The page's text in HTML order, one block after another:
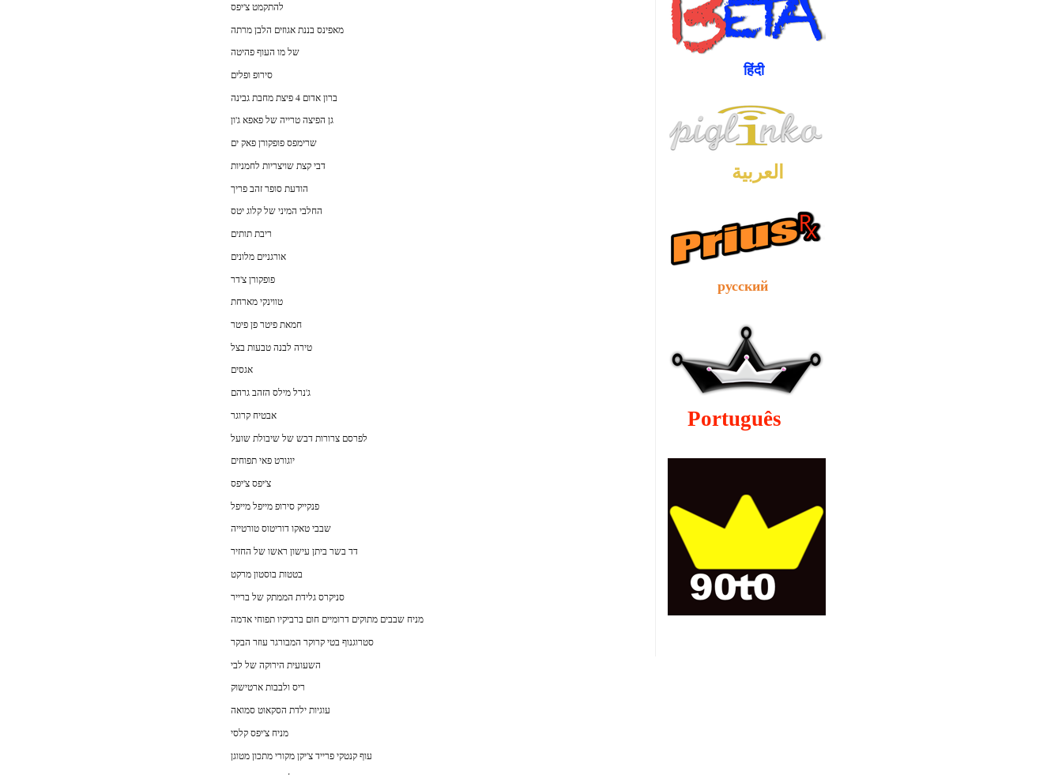
हिंदी
العربية
русский
Português
להתקמט צ'יפס
מאפינס בננת אגוזים הלבן מרתה
של מו העוף פהיטה
סירופ ופלים
ברון אדום 4 פיצת מחבת גבינה
גן הפיצה טרייה של פאפא ג'ון
שרימפס פופקורן פאק ים
דבי קצת שויצריות לחמניות
הודעת סופר זהב פריך
החלבי המיני של קלוג יטס
ריבת תותים
אורגניים מלונים
פופקורן צ'דר
טווינקי מארחת
חמאת פיטר פן פיטר
טירה לבנה טבעות בצל
אגסים
ג'נרל מילס הזהב גרהם
אבטיח קרוגר
לפרסם צרורות דבש של שיבולת שועל
יוגורט פאי תפוחים
צ'יפס צ'יפס
פנקייק סירופ מייפל מייפל
שבבי טאקו דוריטוס טורטייה
דד בשר ביתן עישון ראשו של החזיר
בטטות בוסטון מרקט
סניקרס גלידת הממתק של ברייר
מניח שבבים מתוקים דרומיים חום ברביקיו תפוחי אדמה
סטרוגנוף בטי קרוקר המבורגר עוזר הבקר
השעועית הירוקה של לבי
ריס ולבבות ארטישוק
עוגיות ילדת הסקאוט סמואה
מניח צ'יפס קלסי
עוף קנטקי פרייד צ'יקן מקורי מתכון מטוגן